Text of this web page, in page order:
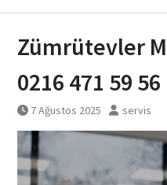
Zümrütevler
0216 471 59 56
7 Ağustos 2025 servis